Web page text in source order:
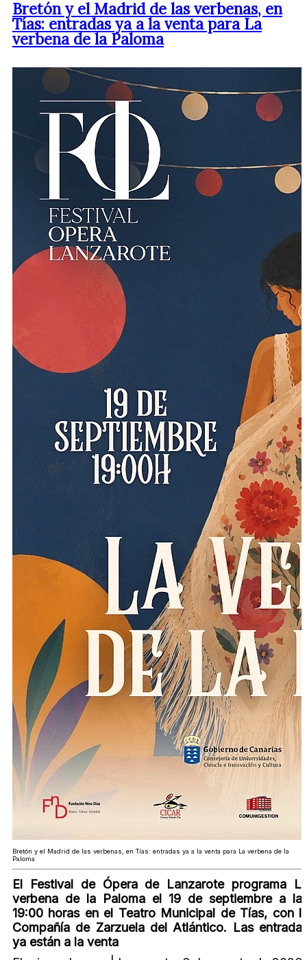
Bretón y el Madrid de las verbenas, en
Tías: entradas ya a la venta para La
verbena de la Paloma
Bretón y el Madrid de las verbenas, en Tías: entradas ya a la venta para La verbena de la
Paloma
El Festival de Ópera de Lanzarote programa
verbena de la Paloma el 19 de septiembre a
19:00 horas en el Teatro Municipal de Tías, con
Compañía de Zarzuela del Atlántico. Las
ya están a la venta